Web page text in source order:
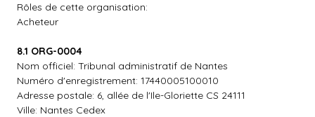
Rôles de cette organisation:
Acheteur
8.1 ORG-0004
Nom officiel: Tribunal administratif de Nantes
Numéro d'enregistrement: 17440005100010
Adresse postale: 6, allée de l'Ile-Gloriette CS 24111
Ville: Nantes Cedex